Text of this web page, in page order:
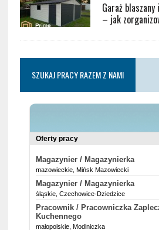
Garaż
– jak
SZUKAJ PRACY RAZEM Z NAMI